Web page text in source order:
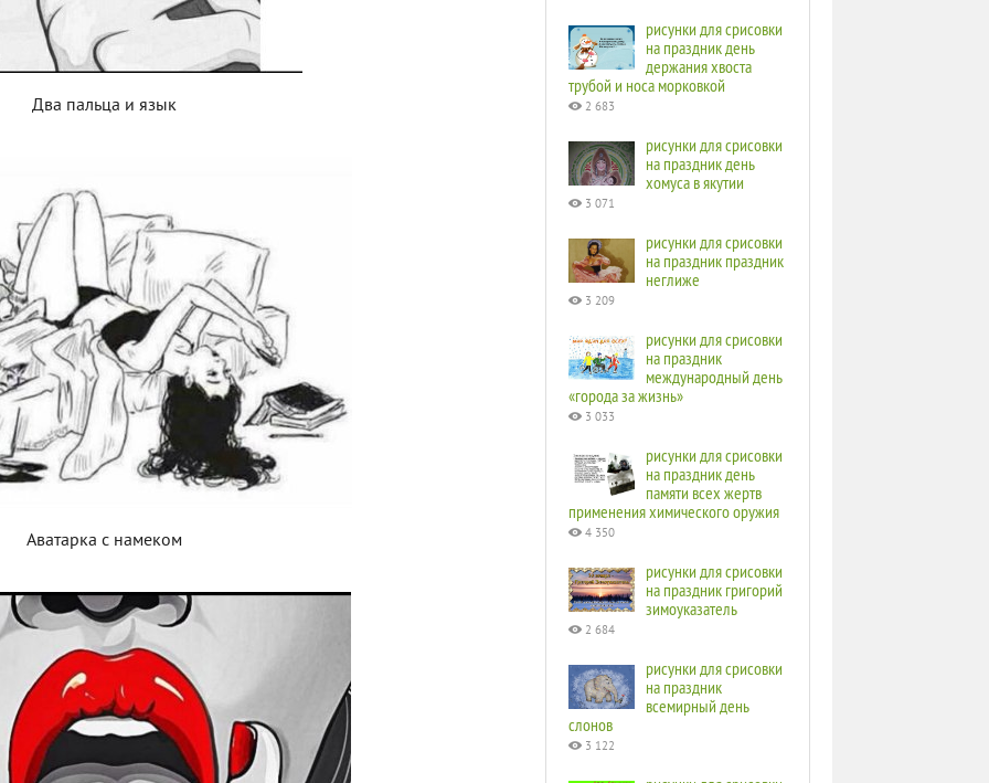
Два пальца и язык
Аватарка с намеком
рисунки для срисовки
на праздник день
держания хвоста
трубой и носа морковкой
2 683
рисунки для срисовки
на праздник день
хомуса в якутии
3 071
рисунки для срисовки
на праздник праздник
неглиже
3 209
рисунки для срисовки
на праздник
международный день
«города за жизнь»
3 033
рисунки для срисовки
на праздник день
памяти всех жертв
применения химического оружия
4 350
рисунки для срисовки
на праздник григорий
зимоуказатель
2 684
рисунки для срисовки
на праздник
всемирный день
слонов
3 122